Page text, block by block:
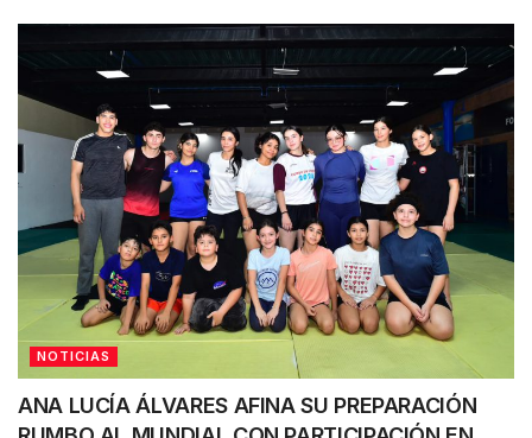
NOTICIAS
ANA LUCÍA ÁLVARES AFINA SU PREPARACIÓN